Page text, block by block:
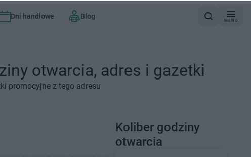
Dni handlowe Blog
MENU
otwarcia, adres i gazetki
promocyjne z tego adresu
Koliber godziny
otwarcia